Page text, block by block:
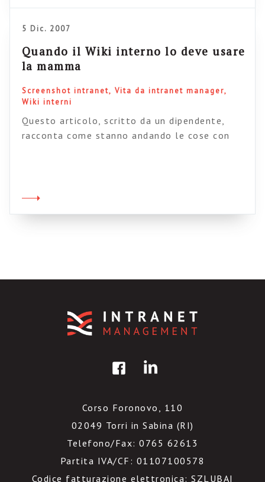
di aggiornare il proprio status e fare sapere
5 Dic. 2007
Quando il Wiki interno lo deve usare
la mamma
Screenshot intranet
Vita da intranet manager
Wiki interni
Questo articolo, scritto da un dipendente,
racconta come stanno andando le cose con
le sfide che si trova ad affrontare
Corso Foronovo, 110
02049 Torri in Sabina (RI)
Telefono/Fax: 0765 62613
Partita IVA/CF: 01107100578
Codice fatturazione elettronica: SZLUBAI